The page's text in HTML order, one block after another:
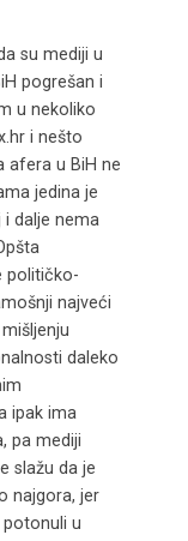
su mediji u
pogrešan i
u nekoliko
i nešto
afera u BiH ne
jedina je
dalje nema
političko-
najveći
daleko
ipak ima
pa mediji
slažu da je
najgora, jer
u